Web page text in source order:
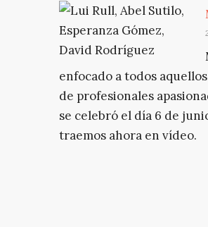
enfocado a todos
de profesionales
se celebró el día 6 de
traemos ahora en vídeo.